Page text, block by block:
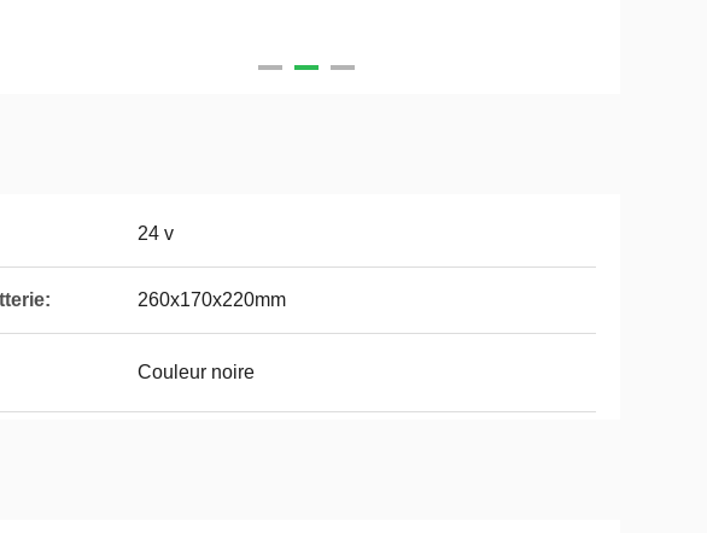
24 v
260x170x220mm
Couleur noire